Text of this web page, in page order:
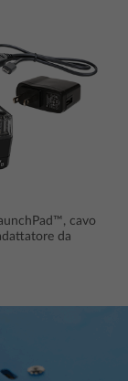
cavo
da